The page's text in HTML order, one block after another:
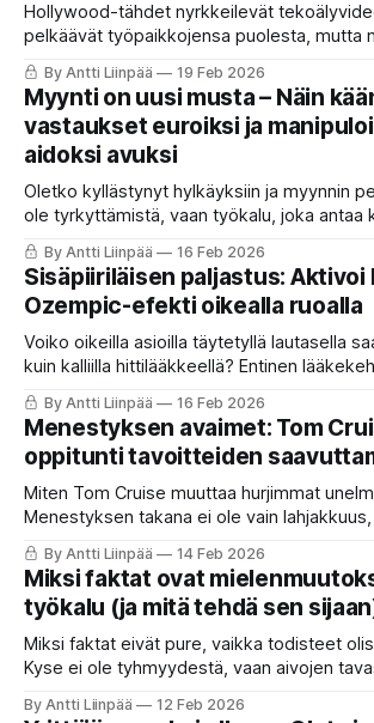
Hollywood-tähdet nyrkkeilevät
pelkäävät työpaikkojensa puolesta, mutta
tarkoittaa sinun yrityksellesi? Tässä
pureudumme tekoälyvideoiden uusimpiin
SeedDance 2.0 -teknologiaan.
By Antti Liinpää 19 Feb 2026
Myynti on uusi musta – Näin
vastaukset euroiksi ja
aidoksi avuksi
Oletko kyllästynyt hylkäyksiin ja myynnin
ole tyrkyttämistä, vaan työkalu, joka antaa
elämääsi. Murramme myyntimyyttit ja
askelta, joilla muutat negatiivisen energian
epävarmuuden itsevarmuudeksi. Lue lisää
By Antti Liinpää 16 Feb 2026
Sisäpiiriläisen paljastus: Aktivoi
Ozempic-efekti oikealla ruoalla
Voiko oikeilla asioilla täytetyllä lautasella
kuin kalliilla hittilääkkeellä? Entinen
Anette Sams paljastaa, miten aktivoit
'Ozempic-tehtaan' ilman neuloja tai
syömme itsemme kylläisiksi tieteen
By Antti Liinpää 16 Feb 2026
Menestyksen avaimet: Tom
oppitunti tavoitteiden
Miten Tom Cruise muuttaa hurjimmat
Menestyksen takana ei ole vain
menetelmä pelon voittamiseen ja
Lue, kuinka murehtiminen vaihdetaan
jokaisen huipun on ensin opittava
By Antti Liinpää 14 Feb 2026
Miksi faktat ovat
työkalu (ja mitä tehdä sen
Miksi faktat eivät pure, vaikka todisteet
Kyse ei ole tyhmyydestä, vaan aivojen
herättäminen on tehokkaampaa kuin
By Antti Liinpää 12 Feb 2026